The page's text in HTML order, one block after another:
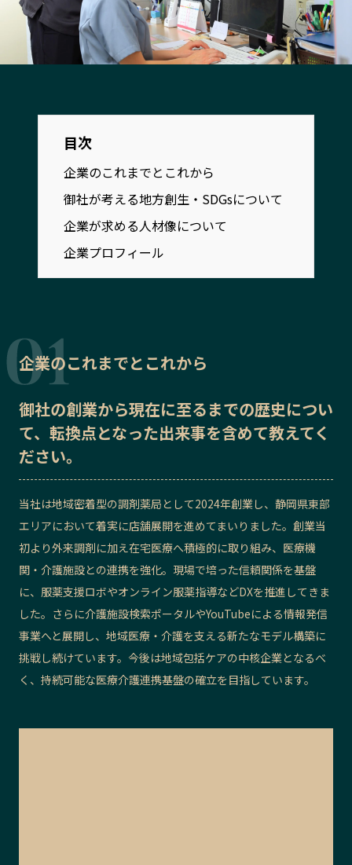
山口エリア
徳島エリア
香川エリア
愛媛エリア
高知エリア
福岡エリア
宮崎エリア
カテゴリから探す
特集コンテンツ
プレスリリース
行政連携記事
イベント
飲食店
地域豆知識
Sporkle
「人」から探す
記事ライター アンバサダー
お問い合わせ 会社概要
目次
企業のこれまでとこれから
御社が考える地方創生・SDGsについて
企業が求める人材像について
企業プロフィール
企業のこれまでとこれから
御社の創業から現在に至るまでの歴史につい
て、転換点となった出来事を含めて教えてく
ださい。
当社は地域密着型の調剤薬局として2024年創業し、静岡県東部
エリアにおいて着実に店舗展開を進めてまいりました。創業当
初より外来調剤に加え在宅医療へ積極的に取り組み、医療機
関・介護施設との連携を強化。現場で培った信頼関係を基盤
に、服薬支援ロボやオンライン服薬指導などDXを推進してきま
した。さらに介護施設検索ポータルやYouTubeによる情報発信
事業へと展開し、地域医療・介護を支える新たなモデル構築に
挑戦し続けています。今後は地域包括ケアの中核企業となるべ
く、持続可能な医療介護連携基盤の確立を目指しています。